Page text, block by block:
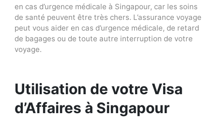
en cas d’urgence médicale à Singapour, car les soins
de santé peuvent être très chers. L’assurance voyage
peut vous aider en cas d’urgence médicale, de retard
de bagages ou de toute autre interruption de votre
voyage.
Utilisation de votre Visa
d’Affaires à Singapour